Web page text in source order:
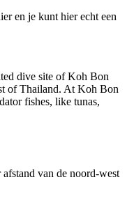
en je kunt hier echt een
van de noord-west